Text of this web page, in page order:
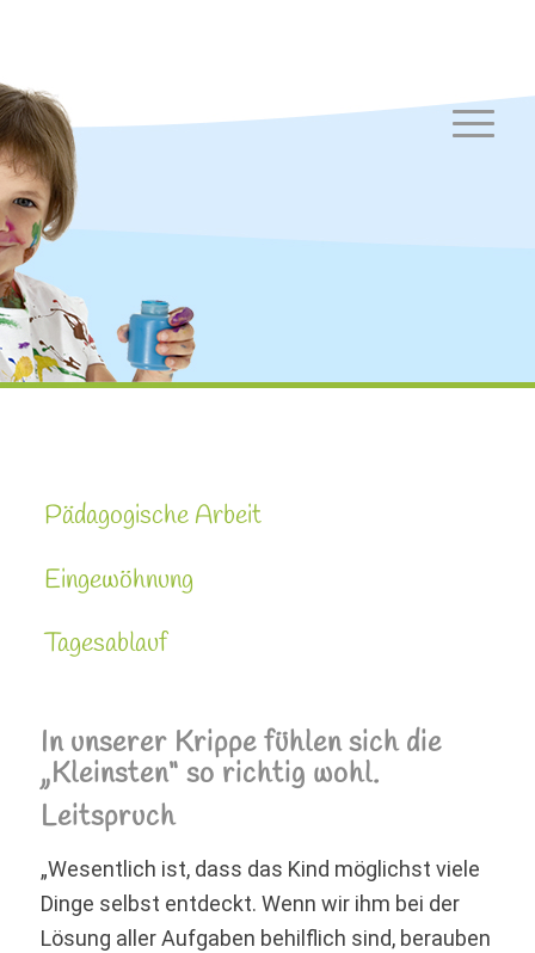
Pädagogische Arbeit
Eingewöhnung
Tagesablauf
In unserer Krippe fühlen sich die
„Kleinsten“ so richtig wohl.
Leitspruch
„Wesentlich ist, dass das Kind möglichst viele
Dinge selbst entdeckt. Wenn wir ihm bei der
Lösung aller Aufgaben behilflich sind, berauben